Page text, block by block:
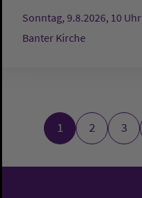
Sonntag, 9.8.2026, 10 Uhr
Banter Kirche
1 2 3